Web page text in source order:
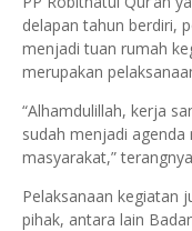
delapan tahun berdiri,
menjadi tuan rumah
merupakan
“Alhamdulillah, kerja
sudah menjadi
masyarakat,”
Pelaksanaan kegiatan
pihak, antara lain